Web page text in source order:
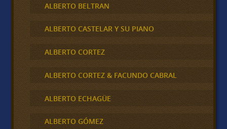
ALBERTO BELTRAN
ALBERTO CASTELAR Y SU PIANO
ALBERTO CORTEZ
ALBERTO CORTEZ & FACUNDO CABRAL
ALBERTO ECHAGÜE
ALBERTO GÓMEZ